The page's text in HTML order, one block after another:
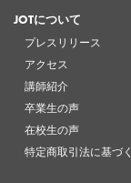
JOTについて
プレスリリース
アクセス
講師紹介
卒業生の声
在校生の声
特定商取引法に基づ